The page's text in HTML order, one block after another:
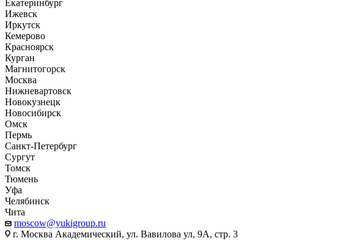
Екатеринбург
Ижевск
Иркутск
Кемерово
Красноярск
Курган
Магнитогорск
Москва
Нижневартовск
Новокузнецк
Новосибирск
Омск
Пермь
Санкт-Петербург
Сургут
Томск
Тюмень
Уфа
Челябинск
Чита
moscow@yukigroup.ru
г. Москва Академический, ул. Вавилова ул, 9А, стр. 3